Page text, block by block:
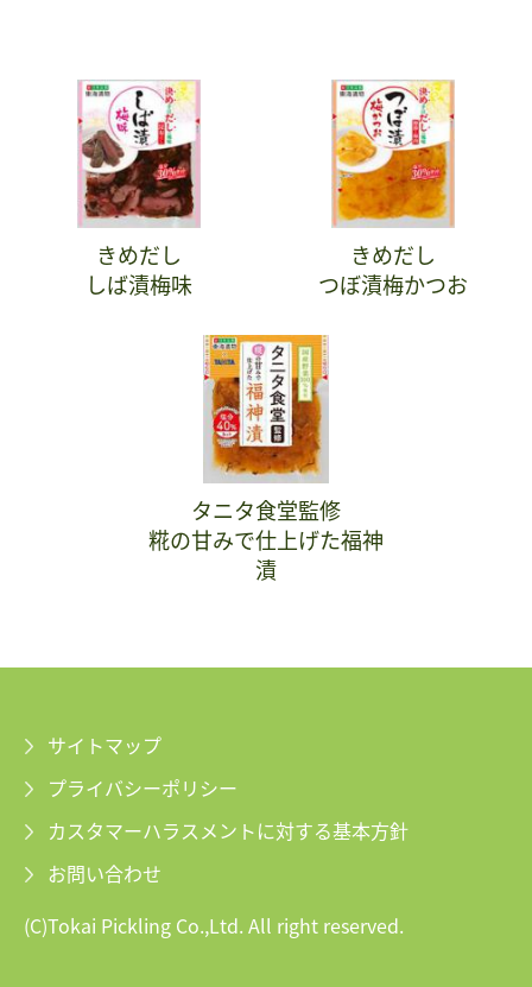
きめだし
しば漬梅味
きめだし
つぼ漬梅かつお
タニタ食堂監修
糀の甘みで仕上げた福神
漬
(C)Tokai Pickling Co.,Ltd. All right reserved.
サイトマップ
プライバシーポリシー
カスタマーハラスメントに対する基本方針
お問い合わせ